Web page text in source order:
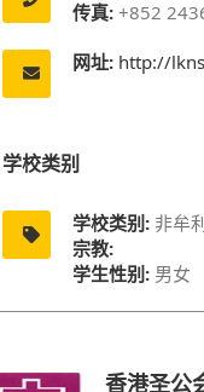
传真: +852
网址: http://
学校类别
学校类别: 非牟
宗教:
学生性别: 男女
香港圣公